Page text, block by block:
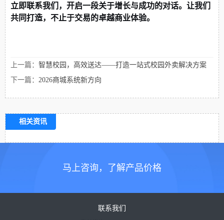
立即联系我们，开启一段关于增长与成功的对话。让我们
共同打造，不止于交易的卓越商业体验。
上一篇： 智慧校园，高效送达——打造一站式校园外卖解决方案
下一篇： 2026商城系统新方向
相关资讯
马上咨询，了解产品价格
联系我们